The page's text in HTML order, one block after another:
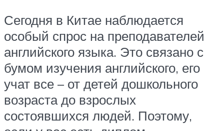
Сегодня в Китае наблюдается
особый спрос на преподавателей
английского языка. Это связано с
бумом изучения английского, его
учат все – от детей дошкольного
возраста до взрослых
состоявшихся людей. Поэтому,